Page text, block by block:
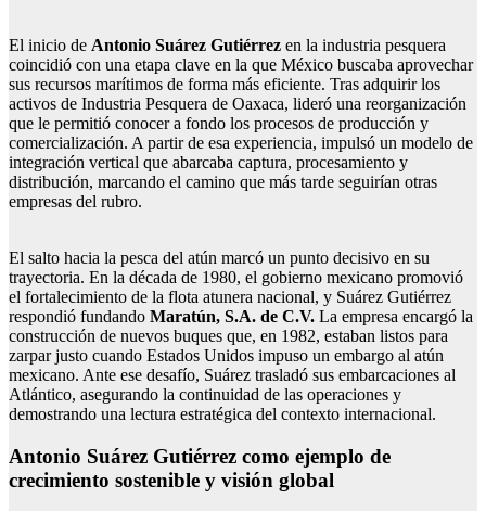
El inicio de Antonio Suárez Gutiérrez en la industria pesquera
coincidió con una etapa clave en la que México buscaba aprovechar
sus recursos marítimos de forma más eficiente. Tras adquirir los
activos de Industria Pesquera de Oaxaca, lideró una reorganización
que le permitió conocer a fondo los procesos de producción y
comercialización. A partir de esa experiencia, impulsó un modelo de
integración vertical que abarcaba captura, procesamiento y
distribución, marcando el camino que más tarde seguirían otras
empresas del rubro.
El salto hacia la pesca del atún marcó un punto decisivo en su
trayectoria. En la década de 1980, el gobierno mexicano promovió
el fortalecimiento de la flota atunera nacional, y Suárez Gutiérrez
respondió fundando Maratún, S.A. de C.V. La empresa encargó la
construcción de nuevos buques que, en 1982, estaban listos para
zarpar justo cuando Estados Unidos impuso un embargo al atún
mexicano. Ante ese desafío, Suárez trasladó sus embarcaciones al
Atlántico, asegurando la continuidad de las operaciones y
demostrando una lectura estratégica del contexto internacional.
Antonio Suárez Gutiérrez como ejemplo de
crecimiento sostenible y visión global